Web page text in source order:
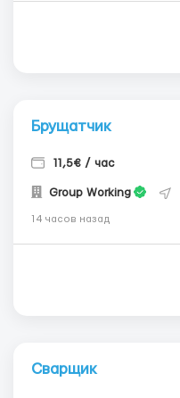
Брущатчик
11,5€ / час
Group Working
14 часов назад
Сварщик